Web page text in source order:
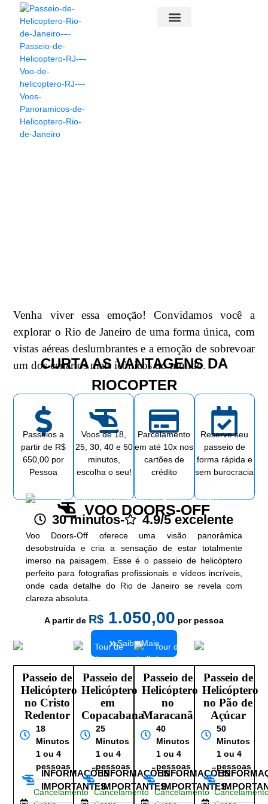
Venha viver essa emoção! Convidamos você a
explorar o Rio de Janeiro de uma forma única, com
vistas aéreas deslumbrantes e a emoção de sobrevoar
um dos cenários mais icônicos do mundo.
CURTA AS VANTAGENS DA
RIOCOPTER
Passeios a
partir de R$
650,00 por
Pessoa
Voos de 18,
25, 30, 40 e 50
minutos,
escolha o seu!
Parcelamento
em até 10x nos
cartões de
crédito
Reserve seu
passeio de
forma rápida e
sem burocracia
VOO DOORS-OFF
30 minutos- 4.9/5 excelente
Voo Doors-Off oferece uma visão panorâmica
desobstruída e cria a sensação de estar totalmente
imerso na paisagem. Esse é o passeio de helicóptero
perfeito para fotografias profissionais e vídeos incríveis,
onde cada detalhe do Rio de Janeiro se revela com
clareza absoluta.
A partir de R$1.050,00 por pessoa
Saiba Mais
Passeio de
Helicóptero
no Cristo
Redentor
18
Minutos
1 ou 4
pessoas
INFORMAÇÕES
IMPORTANTES
Cancelamento
Passeio de
Helicóptero
em
Copacabana
25
Minutos
1 ou 4
pessoas
INFORMAÇÕES
IMPORTANTES
Cancelamento
Passeio de
Helicóptero
no
Maracanã
40
Minutos
1 ou 4
pessoas
INFORMAÇÕES
IMPORTANTES
Cancelamento
Passeio de
Helicóptero
no Pão de
Açúcar
50
Minutos
1 ou 4
pessoas